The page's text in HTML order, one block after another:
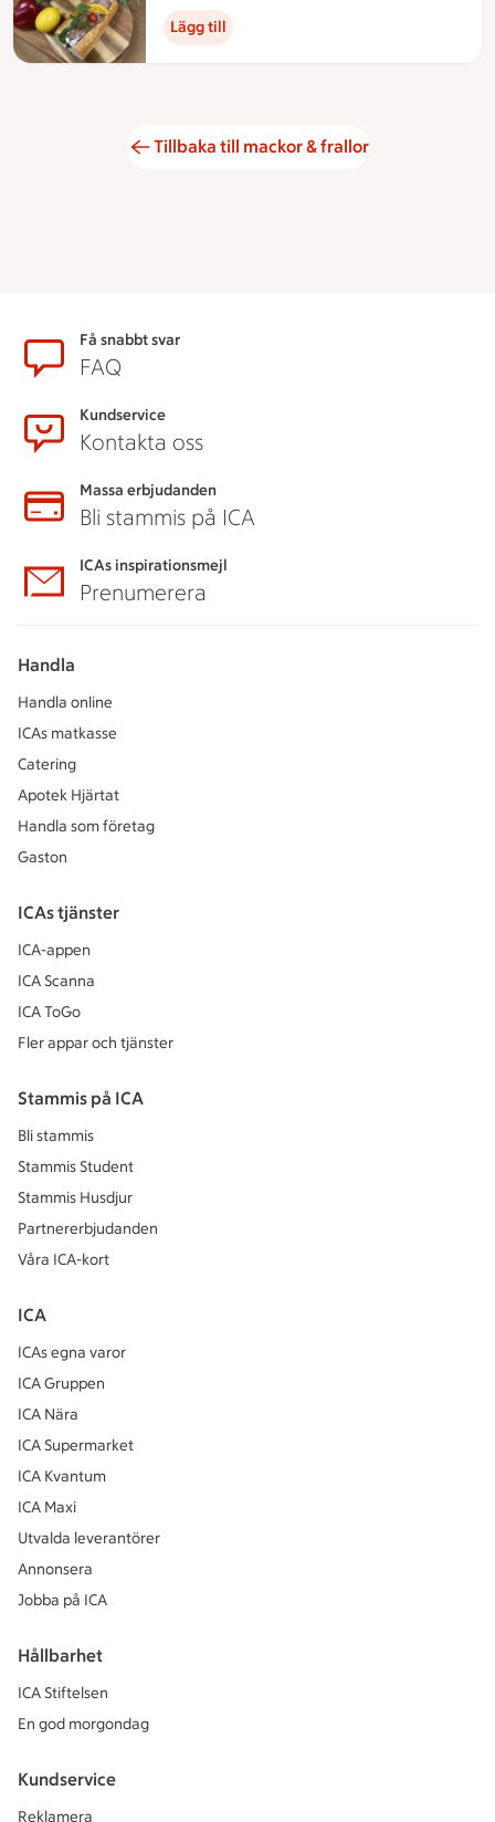
Lägg till
Tillbaka till mackor & frallor
SidfotFå snabbt svar
FAQ
Kundservice
Kontakta oss
Massa erbjudanden
Bli stammis på ICA
ICAs inspirationsmejl
Prenumerera
Handla
Handla online
ICAs matkasse
Catering
Apotek Hjärtat
Handla som företag
Gaston
ICAs tjänster
ICA-appen
ICA Scanna
ICA ToGo
Fler appar och tjänster
Stammis på ICA
Bli stammis
Stammis Student
Stammis Husdjur
Partnererbjudanden
Våra ICA-kort
ICA
ICAs egna varor
ICA Gruppen
ICA Nära
ICA Supermarket
ICA Kvantum
ICA Maxi
Utvalda leverantörer
Annonsera
Jobba på ICA
Hållbarhet
ICA Stiftelsen
En god morgondag
Kundservice
Reklamera